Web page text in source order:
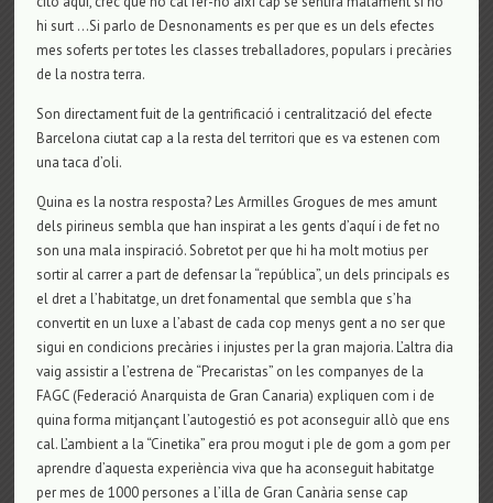
hi surt …Si parlo de Desnonaments es per que es un dels efectes
mes soferts per totes les classes treballadores, populars i precàries
de la nostra terra.
Son directament fuit de la gentrificació i centralització del efecte
Barcelona ciutat cap a la resta del territori que es va estenen com
una taca d’oli.
Quina es la nostra resposta? Les Armilles Grogues de mes amunt
dels pirineus sembla que han inspirat a les gents d’aquí i de fet no
son una mala inspiració. Sobretot per que hi ha molt motius per
sortir al carrer a part de defensar la “república”, un dels principals es
el dret a l’habitatge, un dret fonamental que sembla que s’ha
convertit en un luxe a l’abast de cada cop menys gent a no ser que
sigui en condicions precàries i injustes per la gran majoria. L’altra dia
vaig assistir a l’estrena de “Precaristas” on les companyes de la
FAGC (Federació Anarquista de Gran Canaria) expliquen com i de
quina forma mitjançant l’autogestió es pot aconseguir allò que ens
cal. L’ambient a la “Cinetika” era prou mogut i ple de gom a gom per
aprendre d’aquesta experiència viva que ha aconseguit habitatge
per mes de 1000 persones a l’illa de Gran Canària sense cap